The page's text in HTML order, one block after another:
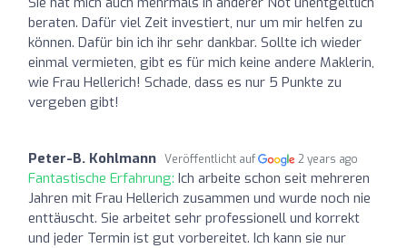
beraten. Dafür viel Zeit investiert, nur um mir helfen zu
können. Dafür bin ich ihr sehr dankbar. Sollte ich wieder
einmal vermieten, gibt es für mich keine andere Maklerin,
wie Frau Hellerich! Schade, dass es nur 5 Punkte zu
vergeben gibt!
Peter-B. Kohlmann Veröffentlicht auf 2 years ago
Fantastische Erfahrung: Ich arbeite schon seit mehreren
Jahren mit Frau Hellerich zusammen und wurde noch nie
enttäuscht. Sie arbeitet sehr professionell und korrekt
und jeder Termin ist gut vorbereitet. Ich kann sie nur